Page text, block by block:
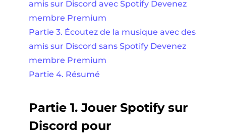
amis sur Discord avec Spotify Devenez
membre Premium
Partie 3. Écoutez de la musique avec des
amis sur Discord sans Spotify Devenez
membre Premium
Partie 4. Résumé
Partie 1. Jouer Spotify sur
Discord pour